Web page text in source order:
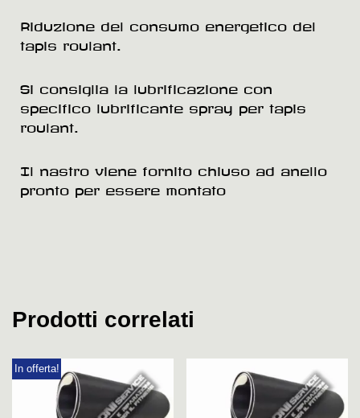
Riduzione del consumo energetico del
tapis roulant.
Si consiglia la lubrificazione con
specifico lubrificante spray per tapis
roulant.
Il nastro viene fornito chiuso ad anello
pronto per essere montato
Prodotti correlati
In offerta!